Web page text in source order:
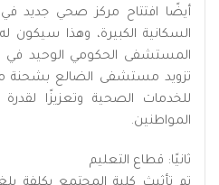
أيضًا افتتاح مركز صحي جديد في
السكانية الكبيرة، وهذا سيكون
المستشفى الحكومي الوحيد في
تزويد مستشفى الضالع بشحنة
للخدمات الصحية وتعزيزًا لقدرة
المواطنين.
ثانيًا: قطاع التعليم